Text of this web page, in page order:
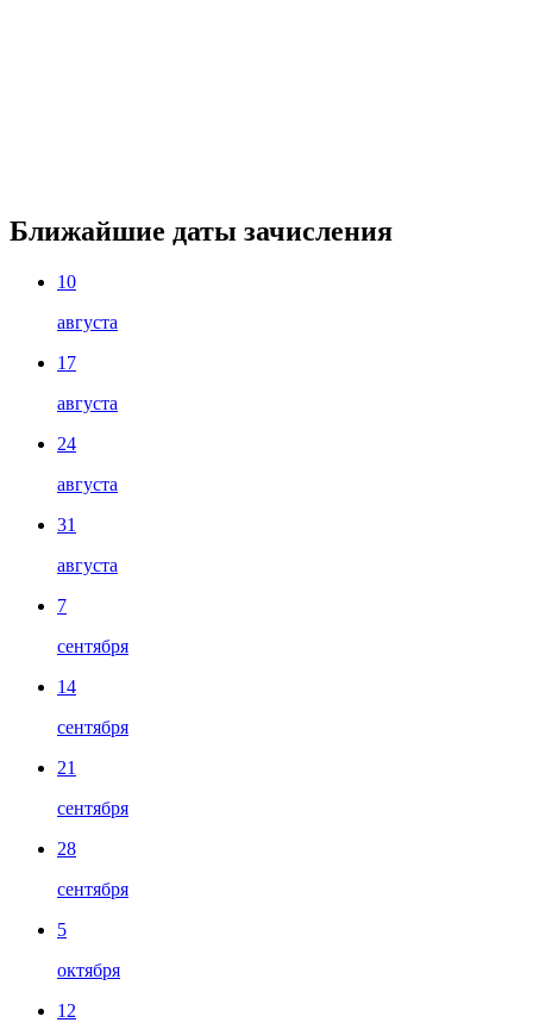
Ближайшие даты зачисления
10
августа
17
августа
24
августа
31
августа
7
сентября
14
сентября
21
сентября
28
сентября
5
октября
12